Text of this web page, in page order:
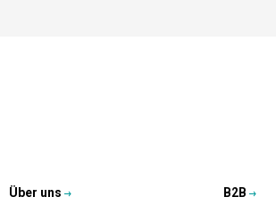
Über uns B2B